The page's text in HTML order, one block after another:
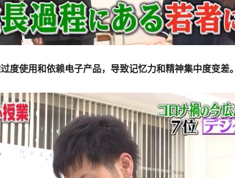
度使用和依赖电子产品，导致记忆力和精神集中度变差。